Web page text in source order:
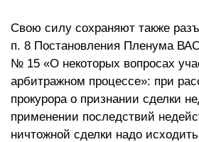
Свою силу сохраняют также
п. 8 Постановления Пленума
№ 15 «О некоторых вопросах
арбитражном процессе»: при
прокурора о признании сделки
применении последствий
ничтожной сделки надо